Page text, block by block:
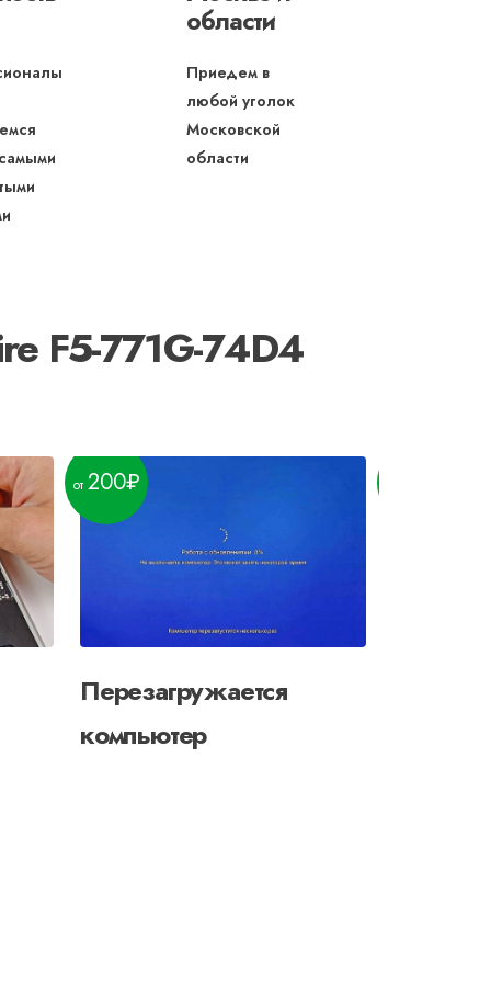
области
Приедем в
любой уголок
Московской
области
F5-771G-74D4
Перезагружается
компьютер
200